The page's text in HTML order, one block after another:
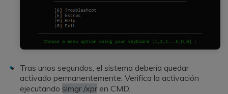
Tras unos segundos, el sistema debería quedar
activado permanentemente. Verifica la activación
ejecutando slmgr /xpr en CMD.